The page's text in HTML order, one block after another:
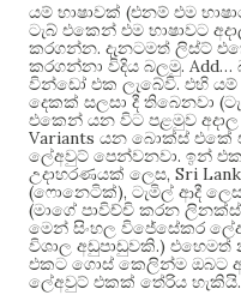
යම් භාෂාවක් (එනම් එම
ටැබ් එකෙන් එම භාෂාවට
කරගන්න. දැනටමත් ලිස්ට්
කරගන්නා විදිය බලමු. Add…
වින්ඩෝ එක ලැබේවි. එහි
දෙකක් සලසා දී තිබෙනවා (
එකෙන් යන විට පළමුව
Variants යන බොක්ස් එකේ
ලේඅවුට් පෙන්වනවා. ඉන්
උදාහරණයක් ලෙස, Sri
(ෆොනෙටික්), ටැමිල් ආදී
(මාගේ පාවිච්චි කරන
මෙන් සිංහල විජේසේකර
විශාල අඩුපාඩුවකි.) එහෙමත්
එකට ගොස් කෙලින්ම ඔබට
ලේඅවුට් එකක් තේරිය හැකියි.